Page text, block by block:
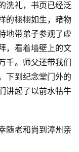
洗礼，书页已经泛
的栩栩如生，睹物
地带弟子参观了虚
，看着墙壁上的文
千。师父还带我们
下到纪念堂门外的
讲起了以前水牯牛
随老和尚到漳州亲